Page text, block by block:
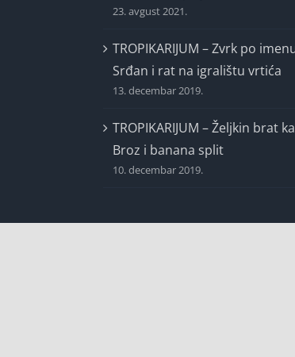
TROPIKARIJUM – Zvrk po imenu
13. decembar 2019.
TROPIKARIJUM – Željkin brat kao
10. decembar 2019.